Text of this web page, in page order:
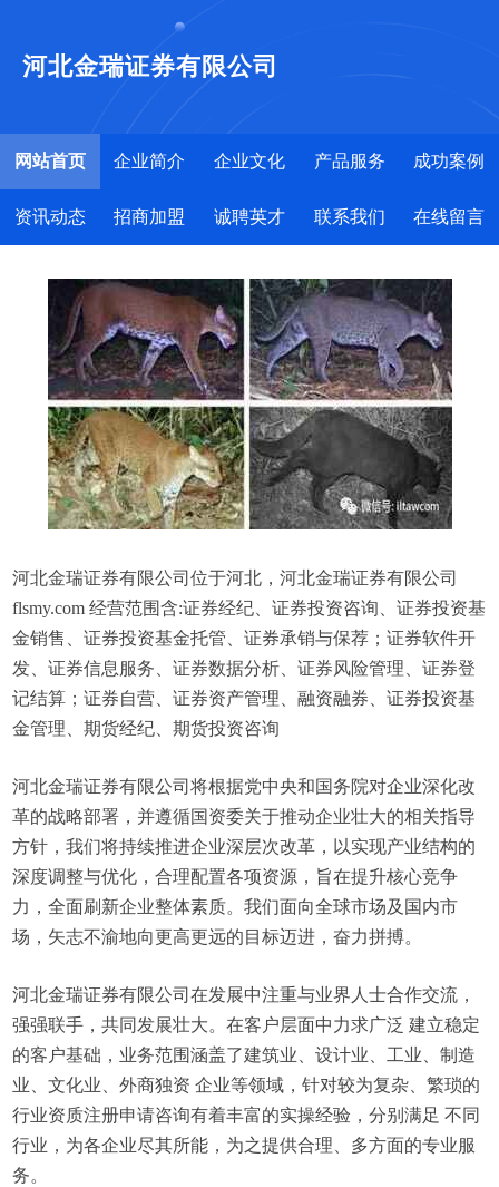
河北金瑞证券有限公司
网站首页 企业简介 企业文化 产品服务 成功案例
资讯动态 招商加盟 诚聘英才 联系我们 在线留言
河北金瑞证券有限公司位于河北，河北金瑞证券有限公司
flsmy.com 经营范围含:证券经纪、证券投资咨询、证券投资基
金销售、证券投资基金托管、证券承销与保荐；证券软件开
发、证券信息服务、证券数据分析、证券风险管理、证券登
记结算；证券自营、证券资产管理、融资融券、证券投资基
金管理、期货经纪、期货投资咨询
河北金瑞证券有限公司将根据党中央和国务院对企业深化改
革的战略部署，并遵循国资委关于推动企业壮大的相关指导
方针，我们将持续推进企业深层次改革，以实现产业结构的
深度调整与优化，合理配置各项资源，旨在提升核心竞争
力，全面刷新企业整体素质。我们面向全球市场及国内市
场，矢志不渝地向更高更远的目标迈进，奋力拼搏。
河北金瑞证券有限公司在发展中注重与业界人士合作交流，
强强联手，共同发展壮大。在客户层面中力求广泛 建立稳定
的客户基础，业务范围涵盖了建筑业、设计业、工业、制造
业、文化业、外商独资 企业等领域，针对较为复杂、繁琐的
行业资质注册申请咨询有着丰富的实操经验，分别满足 不同
行业，为各企业尽其所能，为之提供合理、多方面的专业服
务。